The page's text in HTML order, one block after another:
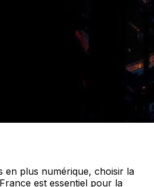
en plus numérique, choisir la
est essentiel pour la